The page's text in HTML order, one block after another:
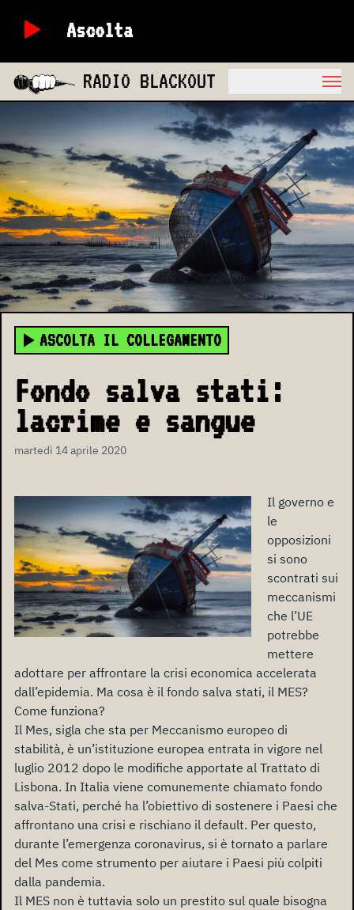
Ascolta
RADIO BLACKOUT
ASCOLTA IL COLLEGAMENTO
Fondo salva stati:
lacrime e sangue
martedì 14 aprile 2020
Il governo e
le
opposizioni
si sono
scontrati sui
meccanismi
che l’UE
potrebbe
mettere
adottare per affrontare la crisi economica accelerata
dall’epidemia. Ma cosa è il fondo salva stati, il MES?
Come funziona?
Il Mes, sigla che sta per Meccanismo europeo di
stabilità, è un’istituzione europea entrata in vigore nel
luglio 2012 dopo le modifiche apportate al Trattato di
Lisbona. In Italia viene comunemente chiamato fondo
salva-Stati, perché ha l’obiettivo di sostenere i Paesi che
affrontano una crisi e rischiano il default. Per questo,
durante l’emergenza coronavirus, si è tornato a parlare
del Mes come strumento per aiutare i Paesi più colpiti
dalla pandemia.
Il MES non è tuttavia solo un prestito sul quale bisogna